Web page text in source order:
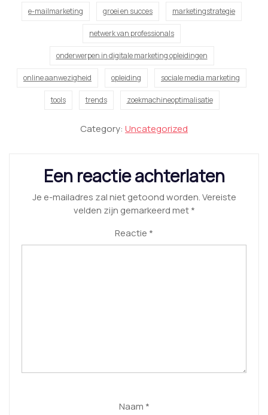
e-mailmarketing groei en succes marketingstrategie
netwerk van professionals
onderwerpen in digitale marketing opleidingen
online aanwezigheid opleiding sociale media marketing
tools trends zoekmachineoptimalisatie
Category: Uncategorized
Een reactie achterlaten
Je e-mailadres zal niet getoond worden.Vereiste
velden zijn gemarkeerd met*
Reactie *
Naam *